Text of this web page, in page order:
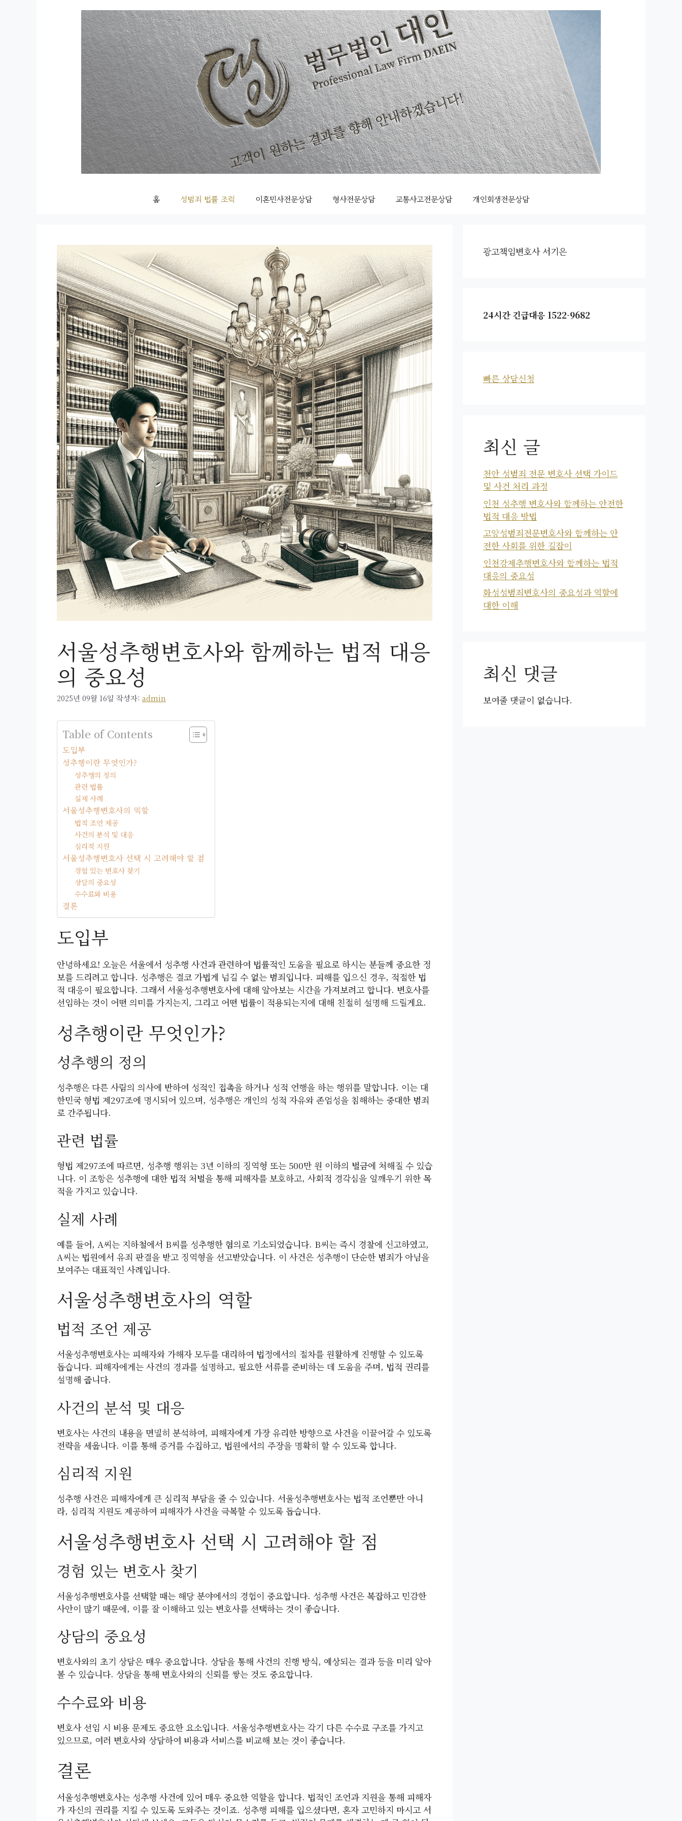
홈 성범죄 법률 조력 이혼민사전문상담 형사전문상담 교통사고전문상담 개인회생전문상담
서울성추행변호사와 함께하는 법적 대응
의 중요성
2025년 09월 16일 작성자: admin
Table of Contents
도입부
성추행이란 무엇인가?
성추행의 정의
관련 법률
실제 사례
서울성추행변호사의 역할
법적 조언 제공
사건의 분석 및 대응
심리적 지원
서울성추행변호사 선택 시 고려해야 할 점
경험 있는 변호사 찾기
상담의 중요성
수수료와 비용
결론
도입부
안녕하세요! 오늘은 서울에서 성추행 사건과 관련하여 법률적인 도움을 필요로 하시는 분들께 중요한 정
보를 드리려고 합니다. 성추행은 결코 가볍게 넘길 수 없는 범죄입니다. 피해를 입으신 경우, 적절한 법
적 대응이 필요합니다. 그래서 서울성추행변호사에 대해 알아보는 시간을 가져보려고 합니다. 변호사를
선임하는 것이 어떤 의미를 가지는지, 그리고 어떤 법률이 적용되는지에 대해 친절히 설명해 드릴게요.
성추행이란 무엇인가?
성추행의 정의
성추행은 다른 사람의 의사에 반하여 성적인 접촉을 하거나 성적 언행을 하는 행위를 말합니다. 이는 대
한민국 형법 제297조에 명시되어 있으며, 성추행은 개인의 성적 자유와 존엄성을 침해하는 중대한 범죄
로 간주됩니다.
관련 법률
형법 제297조에 따르면, 성추행 행위는 3년 이하의 징역형 또는 500만 원 이하의 벌금에 처해질 수 있습
니다. 이 조항은 성추행에 대한 법적 처벌을 통해 피해자를 보호하고, 사회적 경각심을 일깨우기 위한 목
적을 가지고 있습니다.
실제 사례
예를 들어, A씨는 지하철에서 B씨를 성추행한 혐의로 기소되었습니다. B씨는 즉시 경찰에 신고하였고,
A씨는 법원에서 유죄 판결을 받고 징역형을 선고받았습니다. 이 사건은 성추행이 단순한 범죄가 아님을
보여주는 대표적인 사례입니다.
서울성추행변호사의 역할
법적 조언 제공
서울성추행변호사는 피해자와 가해자 모두를 대리하여 법정에서의 절차를 원활하게 진행할 수 있도록
돕습니다. 피해자에게는 사건의 경과를 설명하고, 필요한 서류를 준비하는 데 도움을 주며, 법적 권리를
설명해 줍니다.
사건의 분석 및 대응
변호사는 사건의 내용을 면밀히 분석하여, 피해자에게 가장 유리한 방향으로 사건을 이끌어갈 수 있도록
전략을 세웁니다. 이를 통해 증거를 수집하고, 법원에서의 주장을 명확히 할 수 있도록 합니다.
심리적 지원
성추행 사건은 피해자에게 큰 심리적 부담을 줄 수 있습니다. 서울성추행변호사는 법적 조언뿐만 아니
라, 심리적 지원도 제공하여 피해자가 사건을 극복할 수 있도록 돕습니다.
서울성추행변호사 선택 시 고려해야 할 점
경험 있는 변호사 찾기
서울성추행변호사를 선택할 때는 해당 분야에서의 경험이 중요합니다. 성추행 사건은 복잡하고 민감한
사안이 많기 때문에, 이를 잘 이해하고 있는 변호사를 선택하는 것이 좋습니다.
상담의 중요성
변호사와의 초기 상담은 매우 중요합니다. 상담을 통해 사건의 진행 방식, 예상되는 결과 등을 미리 알아
볼 수 있습니다. 상담을 통해 변호사와의 신뢰를 쌓는 것도 중요합니다.
수수료와 비용
변호사 선임 시 비용 문제도 중요한 요소입니다. 서울성추행변호사는 각기 다른 수수료 구조를 가지고
있으므로, 여러 변호사와 상담하여 비용과 서비스를 비교해 보는 것이 좋습니다.
결론
서울성추행변호사는 성추행 사건에 있어 매우 중요한 역할을 합니다. 법적인 조언과 지원을 통해 피해자
가 자신의 권리를 지킬 수 있도록 도와주는 것이죠. 성추행 피해를 입으셨다면, 혼자 고민하지 마시고 서
광고책임변호사 서기은
24시간 긴급대응 1522-9682
빠른 상담신청
최신 글
천안 성범죄 전문 변호사 선택 가이드
및 사건 처리 과정
인천 성추행 변호사와 함께하는 안전한
법적 대응 방법
고양성범죄전문변호사와 함께하는 안
전한 사회를 위한 길잡이
인천강제추행변호사와 함께하는 법적
대응의 중요성
화성성범죄변호사의 중요성과 역할에
대한 이해
최신 댓글
보여줄 댓글이 없습니다.